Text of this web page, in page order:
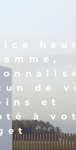
haut
de
et
à